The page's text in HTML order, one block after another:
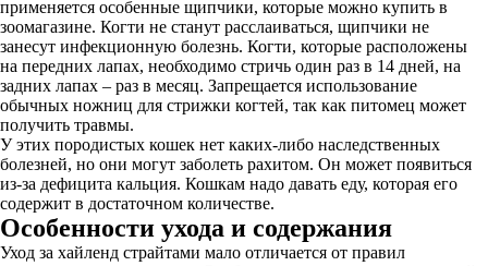
применяется особенные щипчики, которые можно купить в
зоомагазине. Когти не станут расслаиваться, щипчики не
занесут инфекционную болезнь. Когти, которые расположены
на передних лапах, необходимо стричь один раз в 14 дней, на
задних лапах – раз в месяц. Запрещается использование
обычных ножниц для стрижки когтей, так как питомец может
получить травмы.
У этих породистых кошек нет каких-либо наследственных
болезней, но они могут заболеть рахитом. Он может появиться
из-за дефицита кальция. Кошкам надо давать еду, которая его
содержит в достаточном количестве.
Особенности ухода и содержания
Уход за хайленд страйтами мало отличается от правил